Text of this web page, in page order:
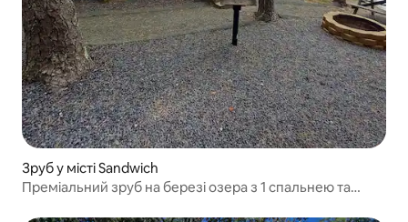
Зруб у місті Sandwich
Преміальний зруб на березі озера з 1 спальнею та